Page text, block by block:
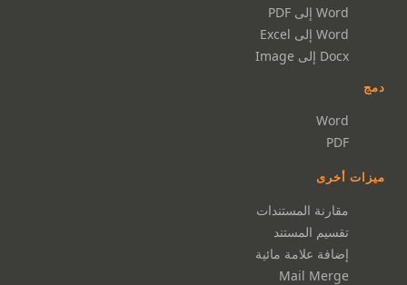
Word إلى PDF
Word إلى Excel
Docx إلى Image
دمج
Word
PDF
ميزات أخرى
مقارنة المستندات
تقسيم المستند
إضافة علامة مائية
Mail Merge